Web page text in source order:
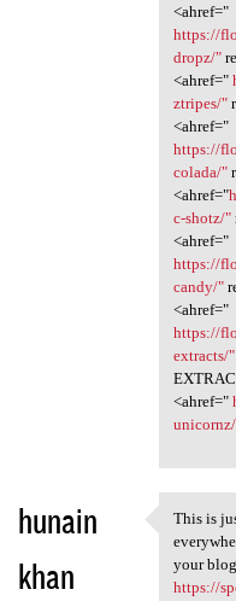
<ahref="
https://
dropz/"
<ahref="
ztripes/"
<ahref="
https://
colada/"
<ahref="
c-shotz/"
<ahref="
https://
candy/"
<ahref="
https://
extracts/"
<ahref="
hunain
khan
This is
This is
your
https://